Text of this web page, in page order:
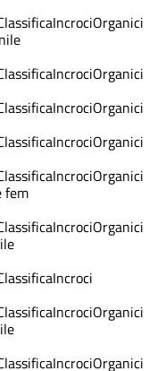
IncrociOrganici
IncrociOrganici
IncrociOrganici
IncrociOrganici
IncrociOrganici
fem
IncrociOrganici
Incroci
IncrociOrganici
IncrociOrganici